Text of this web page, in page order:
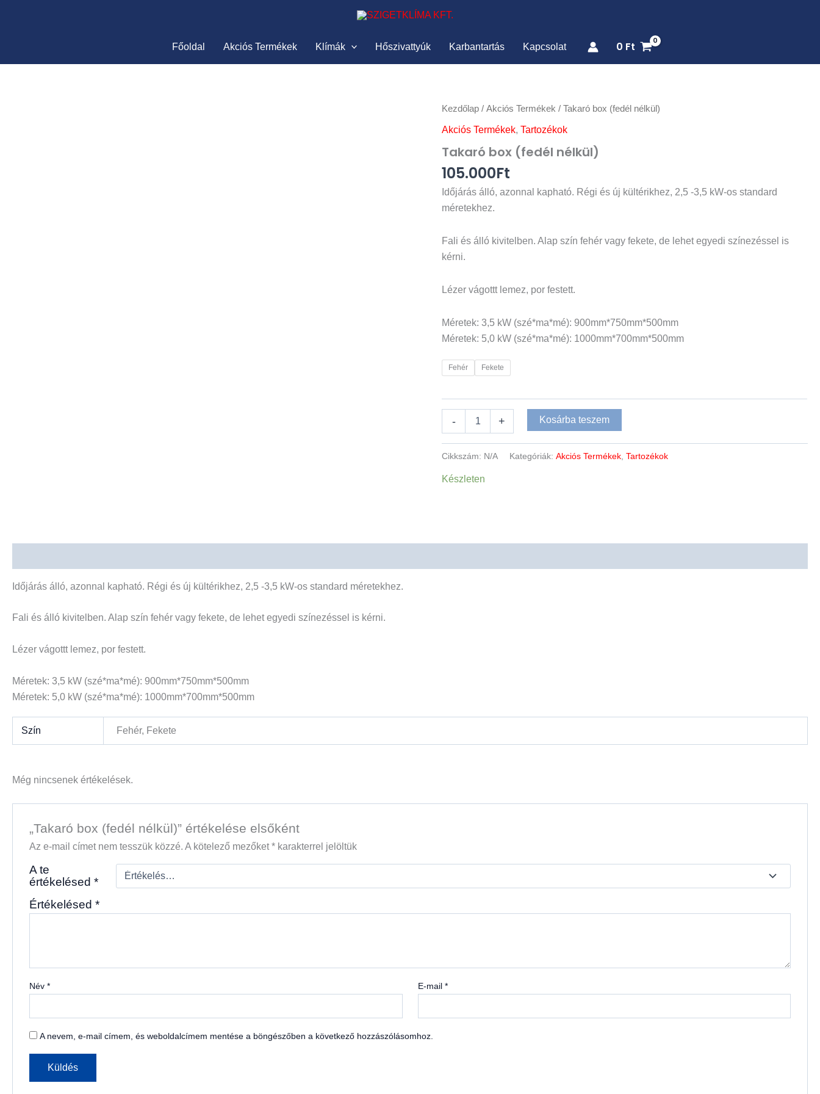
Főoldal Akciós Termékek Klímák Hőszivattyúk Karbantartás Kapcsolat 0 Ft
Kezdőlap /Akciós Termékek / Takaró box (fedél nélkül)
Akciós Termékek,Tartozékok
Takaró box (fedél nélkül)
105.000Ft
Időjárás álló, azonnal kapható. Régi és új kültérikhez, 2,5 -3,5 kW-os standard
méretekhez.
Fali és álló kivitelben. Alap szín fehér vagy fekete, de lehet egyedi színezéssel is
kérni.
Lézer vágottt lemez, por festett.
Méretek: 3,5 kW (szé*ma*mé): 900mm*750mm*500mm
Méretek: 5,0 kW (szé*ma*mé): 1000mm*700mm*500mm
Fehér Fekete
-
Takaró
(fedél
mennyiség
+ Kosárba teszem
Cikkszám: N/A Kategóriák:Akciós Termékek,Tartozékok
Készleten
Időjárás álló, azonnal kapható. Régi és új kültérikhez, 2,5 -3,5 kW-os standard méretekhez.
Fali és álló kivitelben. Alap szín fehér vagy fekete, de lehet egyedi színezéssel is kérni.
Lézer vágottt lemez, por festett.
Méretek: 3,5 kW (szé*ma*mé): 900mm*750mm*500mm
Méretek: 5,0 kW (szé*ma*mé): 1000mm*700mm*500mm
Szín Fehér, Fekete
Még nincsenek értékelések.
„Takaró box (fedél nélkül)” értékelése elsőként
Az e-mail címet nem tesszük közzé. A kötelező mezőket*karakterrel jelöltük
A te
értékelésed *
Értékelésed *
Név * E-mail *
A nevem, e-mail címem, és weboldalcímem mentése a böngészőben a következő hozzászólásomhoz.